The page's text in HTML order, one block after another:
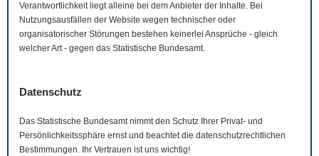
Verantwortlichkeit liegt alleine bei dem Anbieter der Inhalte. Bei
Nutzungsausfällen der Website wegen technischer oder
organisatorischer Störungen bestehen keinerlei Ansprüche - gleich
welcher Art - gegen das Statistische Bundesamt.
Datenschutz
Das Statistische Bundesamt nimmt den Schutz Ihrer Privat- und
Persönlichkeitssphäre ernst und beachtet die datenschutzrechtlichen
Bestimmungen. Ihr Vertrauen ist uns wichtig!